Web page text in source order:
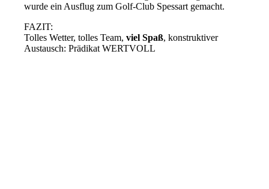
wurde ein Ausflug zum Golf-Club Spessart gemacht.
FAZIT:
Tolles Wetter, tolles Team,viel Spaß, konstruktiver
Austausch: Prädikat WERTVOLL